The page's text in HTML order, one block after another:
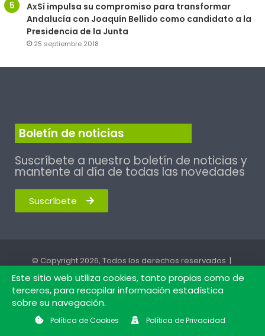
AxSí impulsa su compromiso para transformar
Andalucía con Joaquín Bellido como candidato a la
Presidencia de la Junta
25 septiembre 2018
Boletín de noticias
Suscríbete a nuestro boletín de noticias y
mantente al día de todas las novedades
Suscríbete
© Copyright 2026, Todos los derechos reservados |
Andalucistas de Ubrique
Política de Cookies
Este sitio web utiliza cookies, tanto propias como de
terceros, para recopilar información estadística
sobre su navegación.
Política de Cookies Política de Privacidad